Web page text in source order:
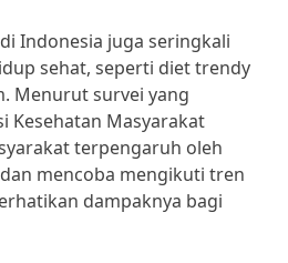
Indonesia juga seringkali
sehat, seperti diet trendy
Menurut survei yang
Kesehatan Masyarakat
terpengaruh oleh
mencoba mengikuti tren
dampaknya bagi